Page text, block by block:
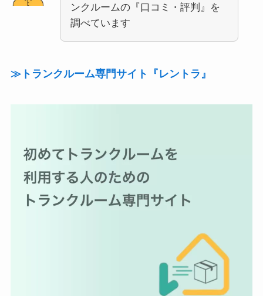
ンクルームの『口コミ・評判』を
調べています
≫トランクルーム専門サイト『レントラ』